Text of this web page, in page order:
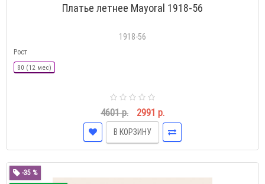
Платье летнее Mayoral 1918-56
1918-56
Рост
80 (12 мес)
4601 р. 2991 р.
В КОРЗИНУ
-35 %